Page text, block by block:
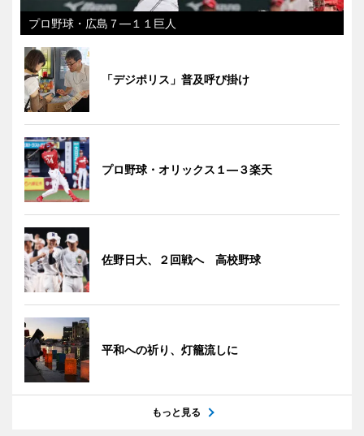
プロ野球・広島７―１１巨人
「デジポリス」普及呼び掛け
プロ野球・オリックス１―３楽天
佐野日大、２回戦へ 高校野球
平和への祈り、灯籠流しに
もっと見る